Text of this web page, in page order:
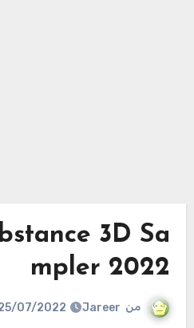
3D Sa
mpler 2022
من Jareer
07/2022